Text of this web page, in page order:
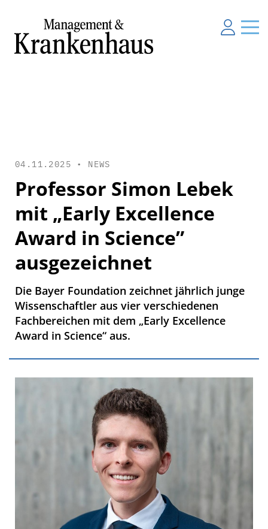
04.11.2025 • NEWS
Professor Simon Lebek
mit „Early Excellence
Award in Science”
ausgezeichnet
Die Bayer Foundation zeichnet jährlich junge
Wissenschaftler aus vier verschiedenen
Fachbereichen mit dem „Early Excellence
Award in Science“ aus.